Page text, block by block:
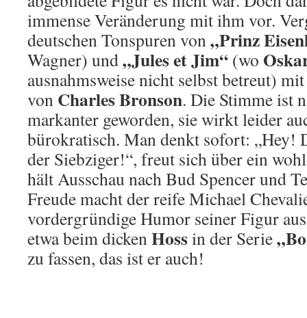
immense Veränderung mit ihm vor.
deutschen Tonspuren von„Prinz
Wagner) und„Jules et Jim“ (wo
ausnahmsweise nicht selbst betreut)
von Charles Bronson. Die Stimme ist
markanter geworden, sie wirkt leider
bürokratisch. Man denkt sofort: „Hey!
der Siebziger!“, freut sich über ein
hält Ausschau nach Bud Spencer und
Freude macht der reife Michael
vordergründige Humor seiner Figur
etwa beim dickenHossin der Serie
zu fassen, das ist er auch!